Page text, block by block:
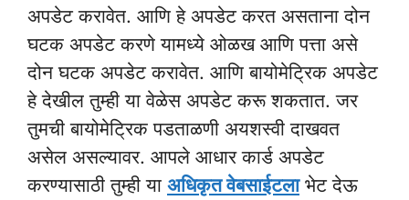
अपडेट करावेत. आणि हे अपडेट करत असताना दोन
घटक अपडेट करणे यामध्ये ओळख आणि पत्ता असे
दोन घटक अपडेट करावेत. आणि बायोमेट्रिक अपडेट
हे देखील तुम्ही या वेळेस अपडेट करू शकतात. जर
तुमची बायोमेट्रिक पडताळणी अयशस्वी दाखवत
असेल असल्यावर. आपले आधार कार्ड अपडेट
करण्यासाठी तुम्ही या अधिकृत वेबसाईटलाभेट देऊ